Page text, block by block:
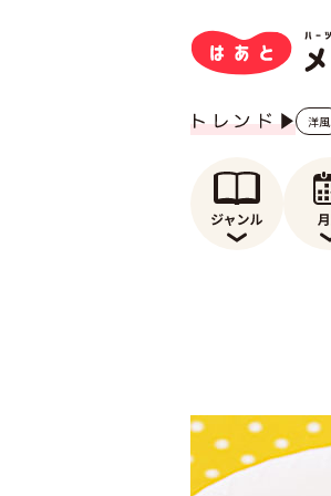
洋風